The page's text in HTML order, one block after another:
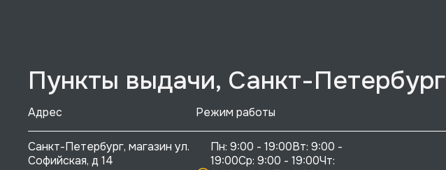
Пункты выдачи, Санкт-Петербург
Адрес Режим работы
Санкт-Петербург, магазин ул.
Софийская, д 14
Пн: 9:00 - 19:00Вт: 9:00 -
19:00Ср: 9:00 - 19:00Чт: